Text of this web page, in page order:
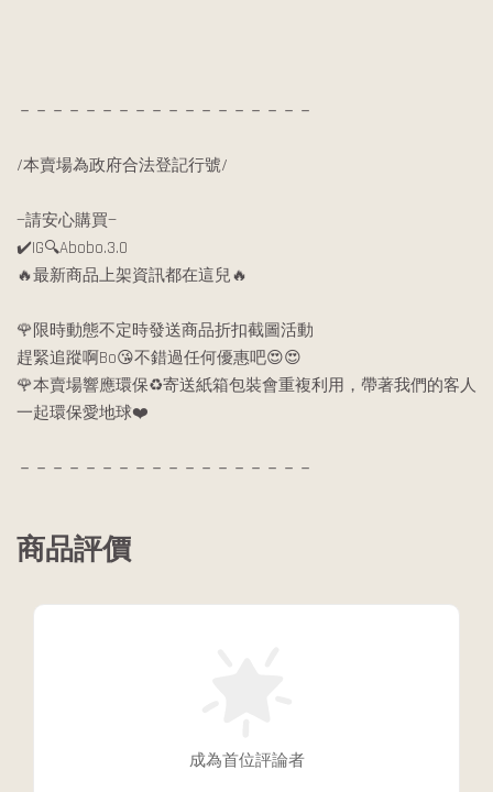
－－－－－－－－－－－－－－－－－－
/本賣場為政府合法登記行號/
—請安心購買—
✔️IG🔍Abobo.3.0
🔥最新商品上架資訊都在這兒🔥
🌹限時動態不定時發送商品折扣截圖活動
趕緊追蹤啊Bo😘不錯過任何優惠吧😍😍
🌹本賣場響應環保♻️寄送紙箱包裝會重複利用，帶著我們的客人
一起環保愛地球❤️
－－－－－－－－－－－－－－－－－－
商品評價
成為首位評論者